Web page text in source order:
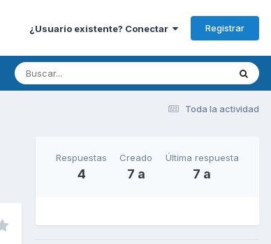
¿Usuario existente? Conectar Registrar
Toda la actividad
Respuestas
4
Creado
7 a
Última respuesta
7 a